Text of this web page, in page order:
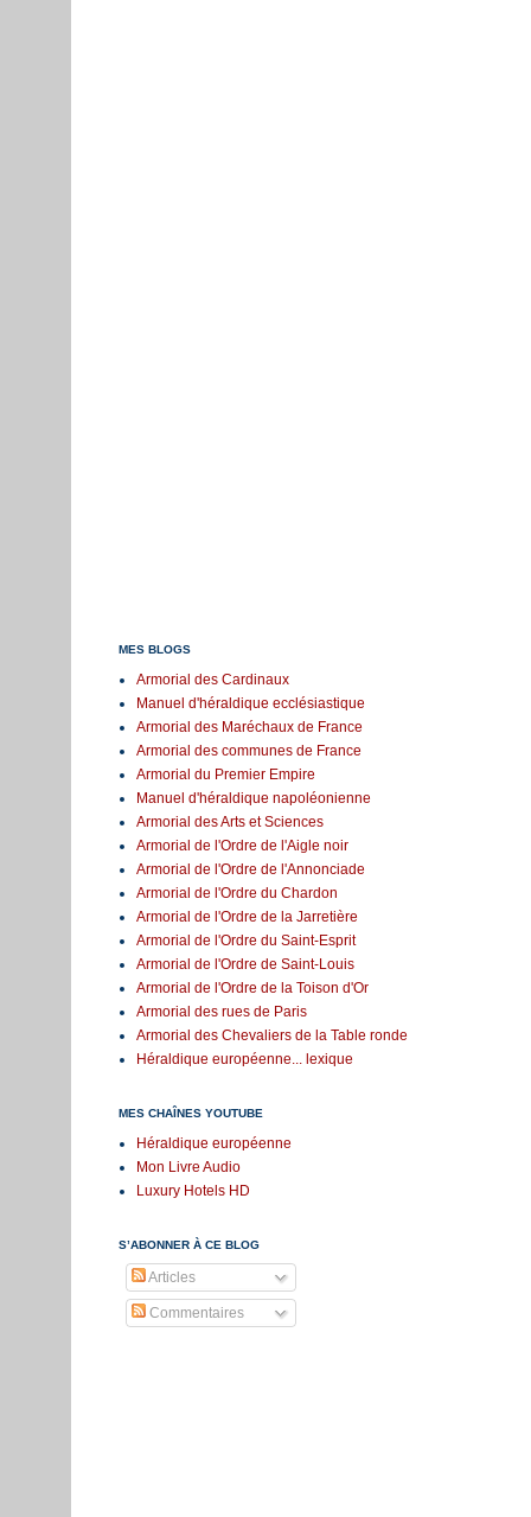
MES BLOGS
Armorial des Cardinaux
Manuel d'héraldique ecclésiastique
Armorial des Maréchaux de France
Armorial des communes de France
Armorial du Premier Empire
Manuel d'héraldique napoléonienne
Armorial des Arts et Sciences
Armorial de l'Ordre de l'Aigle noir
Armorial de l'Ordre de l'Annonciade
Armorial de l'Ordre du Chardon
Armorial de l'Ordre de la Jarretière
Armorial de l'Ordre du Saint-Esprit
Armorial de l'Ordre de Saint-Louis
Armorial de l'Ordre de la Toison d'Or
Armorial des rues de Paris
Armorial des Chevaliers de la Table ronde
Héraldique européenne... lexique
MES CHAÎNES YOUTUBE
Héraldique européenne
Mon Livre Audio
Luxury Hotels HD
S’ABONNER À CE BLOG
Articles
Commentaires